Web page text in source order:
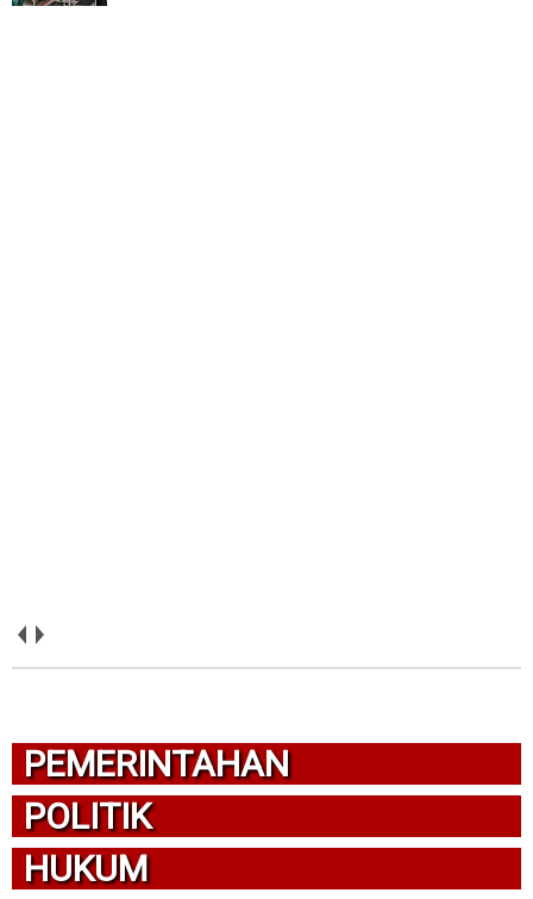
PEMERINTAHAN
POLITIK
HUKUM